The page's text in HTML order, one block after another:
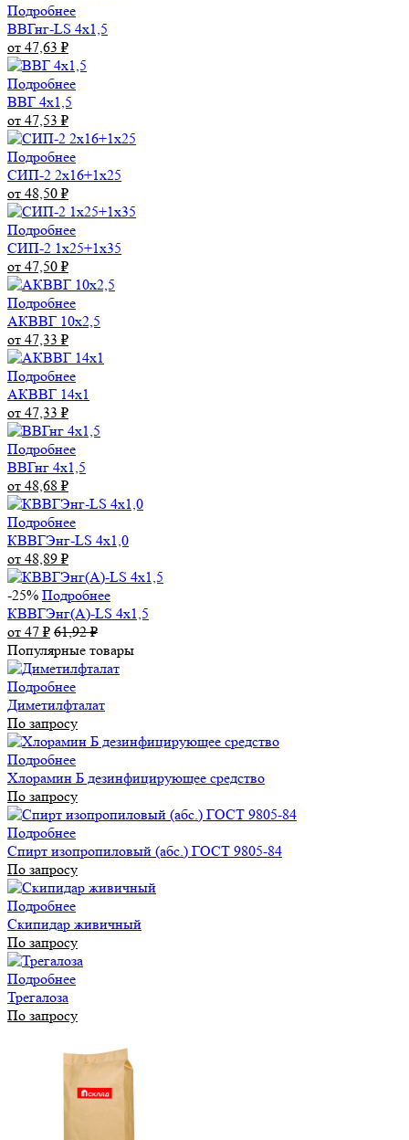
Подробнее
ВВГнг-LS 4х1,5
от 47,63 ₽
Подробнее
ВВГ 4х1,5
от 47,53 ₽
Подробнее
СИП-2 2х16+1х25
от 48,50 ₽
Подробнее
СИП-2 1х25+1х35
от 47,50 ₽
Подробнее
АКВВГ 10х2,5
от 47,33 ₽
Подробнее
АКВВГ 14х1
от 47,33 ₽
Подробнее
ВВГнг 4х1,5
от 48,68 ₽
Подробнее
КВВГЭнг-LS 4х1,0
от 48,89 ₽
-25% Подробнее
КВВГЭнг(А)-LS 4х1,5
от 47 ₽ 61,92₽
Популярные товары
Подробнее
Диметилфталат
По запросу
Подробнее
Хлорамин Б дезинфицирующее средство
По запросу
Подробнее
Спирт изопропиловый (абс.) ГОСТ 9805-84
По запросу
Подробнее
Скипидар живичный
По запросу
Подробнее
Трегалоза
По запросу